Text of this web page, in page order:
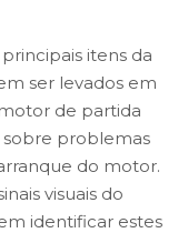
itens da
ser levados em
de partida
sobre problemas
do motor.
visuais do
identificar estes